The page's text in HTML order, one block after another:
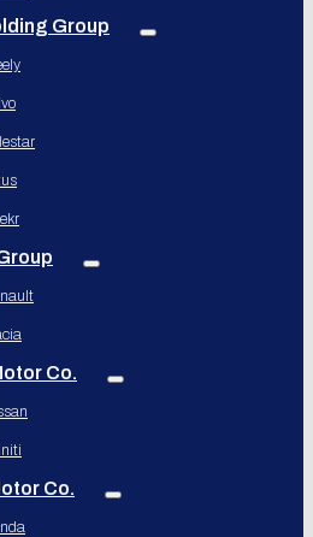
Group
Co.
Co.